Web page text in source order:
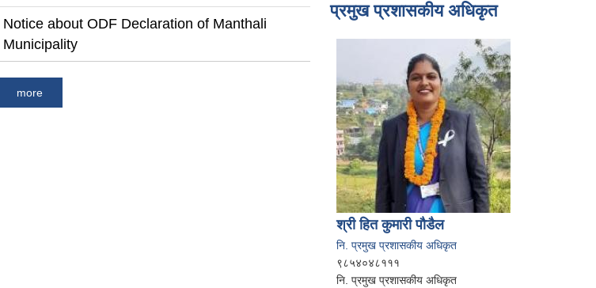
Notice about ODF Declaration of Manthali
Municipality
more
प्रमुख प्रशासकीय अधिकृत
श्री हित कुमारी पौडैल
नि. प्रमुख प्रशासकीय अधिकृत
९८५४०४८१११
नि. प्रमुख प्रशासकीय अधिकृत